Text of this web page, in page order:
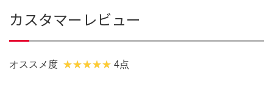
カスタマーレビュー
オススメ度 4点